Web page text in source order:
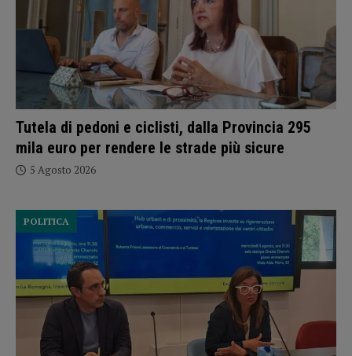
Tutela di pedoni e ciclisti, dalla Provincia 295
mila euro per rendere le strade più sicure
5 Agosto 2026
POLITICA